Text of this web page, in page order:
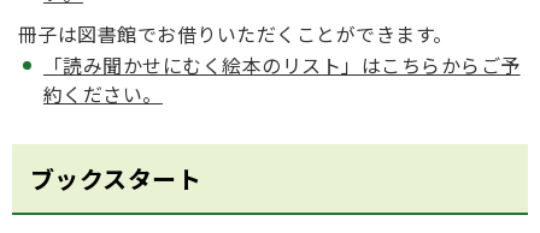
冊子は図書館でお借りいただくことができます。
「読み聞かせにむく絵本のリスト」はこちらからご予
約ください。
ブックスタート